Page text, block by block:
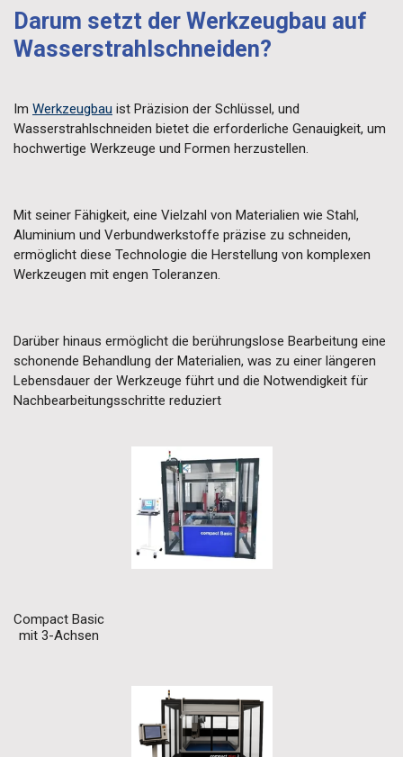
Darum setzt der Werkzeugbau auf
Wasserstrahlschneiden?
Im Werkzeugbau ist Präzision der Schlüssel, und
Wasserstrahlschneiden bietet die erforderliche Genauigkeit, um
hochwertige Werkzeuge und Formen herzustellen.
Mit seiner Fähigkeit, eine Vielzahl von Materialien wie Stahl,
Aluminium und Verbundwerkstoffe präzise zu schneiden,
ermöglicht diese Technologie die Herstellung von komplexen
Werkzeugen mit engen Toleranzen.
Darüber hinaus ermöglicht die berührungslose Bearbeitung eine
schonende Behandlung der Materialien, was zu einer längeren
Lebensdauer der Werkzeuge führt und die Notwendigkeit für
Nachbearbeitungsschritte reduziert
Compact Basic
mit 3-Achsen